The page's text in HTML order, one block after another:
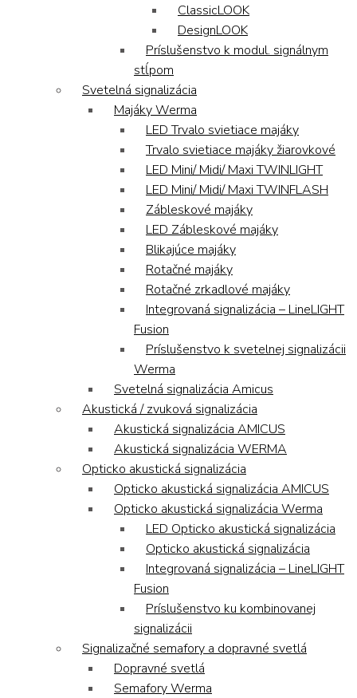
ClassicLOOK
DesignLOOK
Príslušenstvo k modul. signálnym
stĺpom
Svetelná signalizácia
Majáky Werma
LED Trvalo svietiace majáky
Trvalo svietiace majáky žiarovkové
LED Mini/ Midi/ Maxi TWINLIGHT
LED Mini/ Midi/ Maxi TWINFLASH
Zábleskové majáky
LED Zábleskové majáky
Blikajúce majáky
Rotačné majáky
Rotačné zrkadlové majáky
Integrovaná signalizácia – LineLIGHT
Fusion
Príslušenstvo k svetelnej signalizácii
Werma
Svetelná signalizácia Amicus
Akustická / zvuková signalizácia
Akustická signalizácia AMICUS
Akustická signalizácia WERMA
Opticko akustická signalizácia
Opticko akustická signalizácia AMICUS
Opticko akustická signalizácia Werma
LED Opticko akustická signalizácia
Opticko akustická signalizácia
Integrovaná signalizácia – LineLIGHT
Fusion
Príslušenstvo ku kombinovanej
signalizácii
Signalizačné semafory a dopravné svetlá
Dopravné svetlá
Semafory Werma